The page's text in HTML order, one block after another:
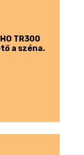
TR300
a széna.